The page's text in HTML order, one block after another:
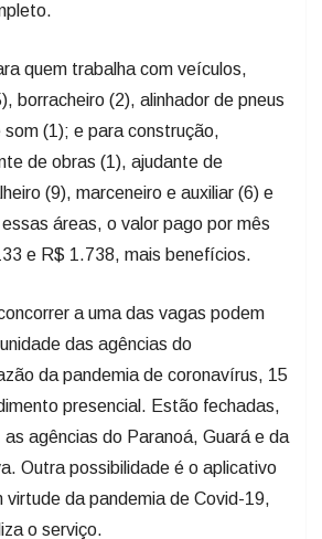
quem trabalha com veículos,
borracheiro (2), alinhador de pneus
(1); e para construção,
de obras (1), ajudante de
(9), marceneiro e auxiliar (6) e
áreas, o valor pago por mês
e R$ 1.738, mais benefícios.
a uma das vagas podem
das agências do
da pandemia de coronavírus, 15
presencial. Estão fechadas,
agências do Paranoá, Guará e da
Outra possibilidade é o aplicativo
virtude da pandemia de Covid-19,
o serviço.